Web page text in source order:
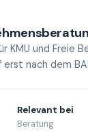
KMU und Freie
nach dem
Relevant bei
Beratung